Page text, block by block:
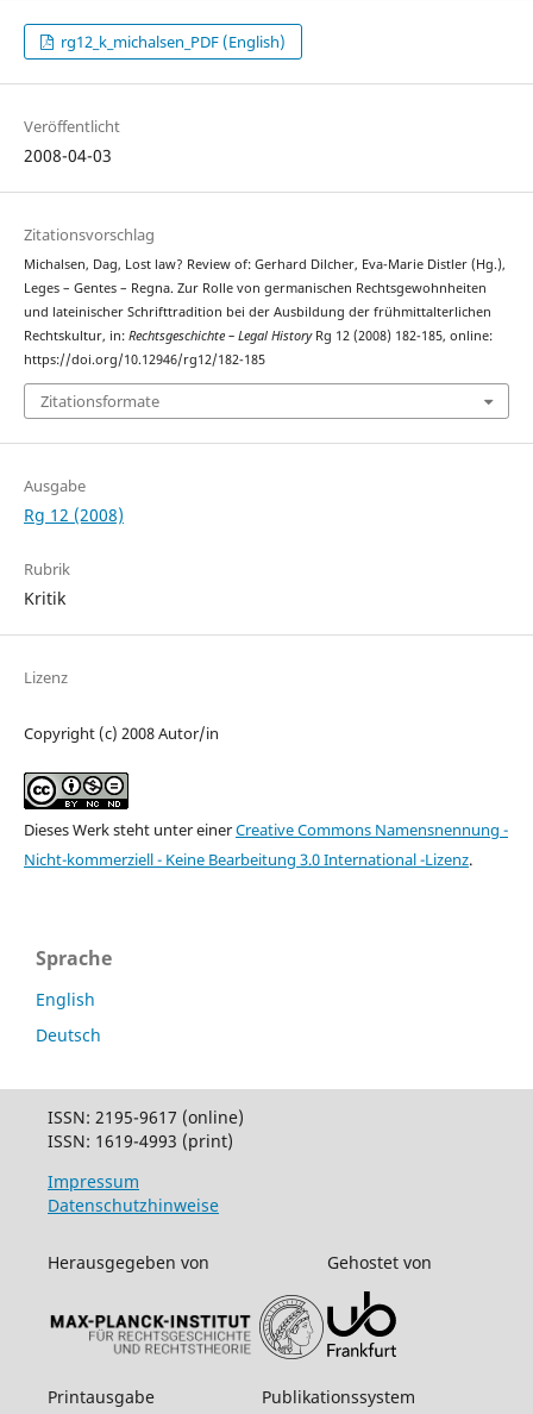
rg12_k_michalsen_PDF (English)
Veröffentlicht
2008-04-03
Zitationsvorschlag
Michalsen, Dag, Lost law? Review of: Gerhard Dilcher, Eva-Marie Distler (Hg.),
Leges – Gentes – Regna. Zur Rolle von germanischen Rechtsgewohnheiten
und lateinischer Schrifttradition bei der Ausbildung der frühmittalterlichen
Rechtskultur, in: Rechtsgeschichte – Legal HistoryRg 12 (2008) 182-185, online:
https://doi.org/10.12946/rg12/182-185
Zitationsformate
Ausgabe
Rg 12 (2008)
Rubrik
Kritik
Lizenz
Copyright (c) 2008 Autor/in
Dieses Werk steht unter einerCreative Commons Namensnennung -
Nicht-kommerziell - Keine Bearbeitung 3.0 International -Lizenz.
Sprache
English
Deutsch
ISSN: 2195-9617 (online)
ISSN: 1619-4993 (print)
Impressum
Datenschutzhinweise
Herausgegeben von Gehostet von
Printausgabe Publikationssystem